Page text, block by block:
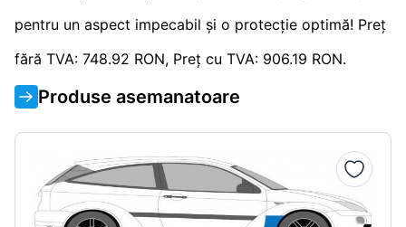
pentru un aspect impecabil și o protecție optimă! Preț
fără TVA: 748.92 RON, Preț cu TVA: 906.19 RON.
Produse asemanatoare